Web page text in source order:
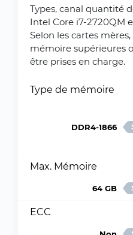
Types, canal quantité
Intel Core i7-2720QM
Selon les cartes
mémoire supérieures
être prises en charge.
Type de mémoire
DDR4-1866
Max. Mémoire
64 GB
ECC